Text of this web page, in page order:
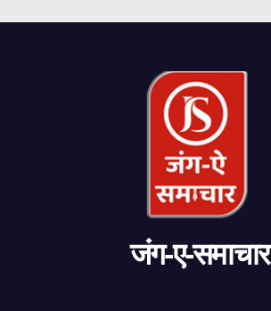
जंग-ए-समाचार